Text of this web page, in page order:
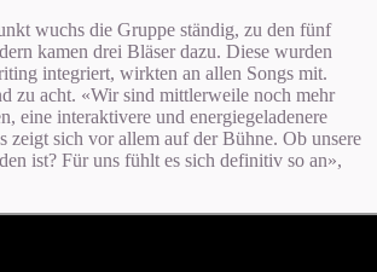
wuchs die Gruppe ständig, zu den fünf
kamen drei Bläser dazu. Diese wurden
integriert, wirkten an allen Songs mit.
zu acht. «Wir sind mittlerweile noch mehr
eine interaktivere und energiegeladenere
zeigt sich vor allem auf der Bühne. Ob unsere
ist? Für uns fühlt es sich definitiv so an»,